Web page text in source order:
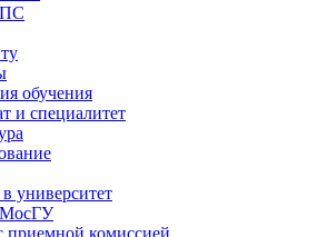
обучения
и специалитет
университет
МосГУ
приемной комиссией